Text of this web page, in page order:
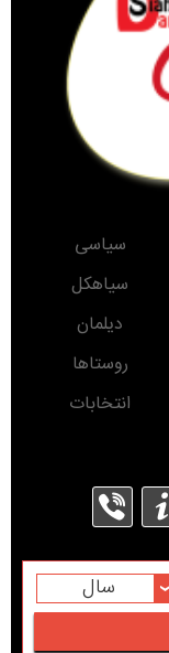
سیاسی
سیاهکل
دیلمان
روستاها
انتخابات
سال